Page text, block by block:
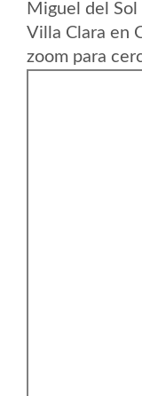
Miguel del
Villa Clara en
zoom para